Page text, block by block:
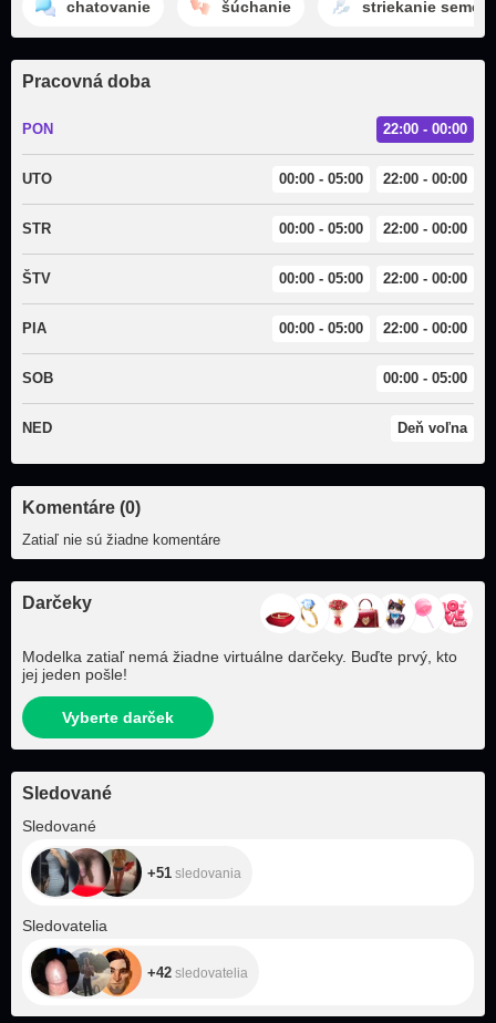
chatovanie šúchanie striekanie
Pracovná doba
PON 22:00 - 00:00
UTO 00:00 - 05:00 22:00 - 00:00
STR 00:00 - 05:00 22:00 - 00:00
ŠTV 00:00 - 05:00 22:00 - 00:00
PIA 00:00 - 05:00 22:00 - 00:00
SOB 00:00 - 05:00
NED Deň voľna
Komentáre (0)
Zatiaľ nie sú žiadne komentáre
Darčeky
Modelka zatiaľ nemá žiadne virtuálne darčeky. Buďte prvý, kto
jej jeden pošle!
Vyberte darček
Sledované
Sledované
+51 sledovania
Sledovatelia
+42 sledovatelia